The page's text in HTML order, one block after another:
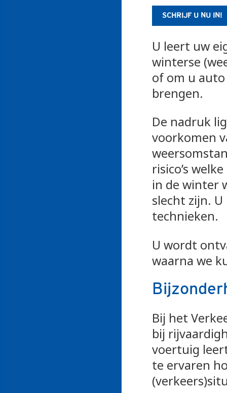
SCHRIJF U NU IN!
U leert uw
winterse
of om u
brengen.
De nadruk
voorkomen
risico’s
in de winter
slecht zijn.
technieken.
U wordt
waarna we
Bij het
bij
voertuig
te ervaren